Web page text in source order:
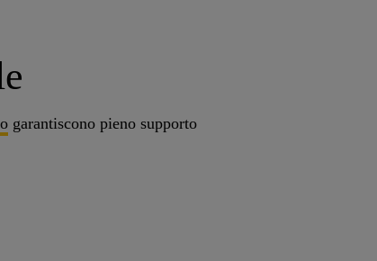
garantiscono pieno supporto